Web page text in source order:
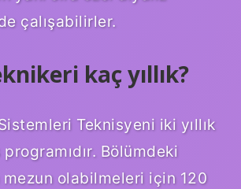
çalışabilirler.
kaç yıllık?
Teknisyeni iki yıllık
Bölümdeki
olabilmeleri için 120